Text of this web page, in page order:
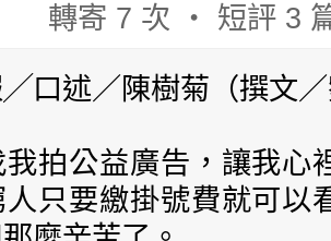
轉寄 7 次 ‧ 短評 3
╱口述／陳樹菊（撰文
拍公益廣告，讓我心
只要繳掛號費就可以